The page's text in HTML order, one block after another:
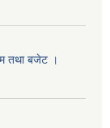
तथा बजेट ।